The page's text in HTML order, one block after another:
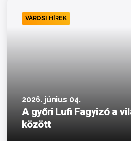
VÁROSI HÍREK
2026. június 04.
A győri Lufi Fagyizó a
között